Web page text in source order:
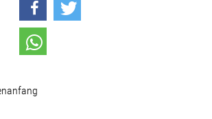
Wohnopoly